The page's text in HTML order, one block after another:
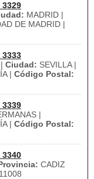
MADRID |
DE MADRID |
Ciudad: SEVILLA |
| Código Postal:
|
| Código Postal:
CADIZ
11008